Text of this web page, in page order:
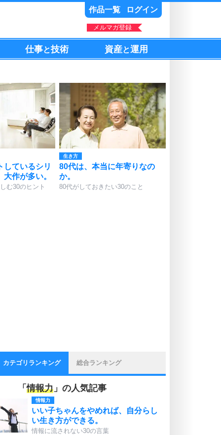
作品一覧 ログイン
メルマガ登録
仕事と技術 資産と運用
しているシリ
作が多い。
む30のヒント
生き方
80代は、本当に年寄りなの
か。
80代がしておきたい30のこと
カテゴリランキング 総合ランキング
「情報力 」の人気記事
情報力
いい子ちゃんをやめれば、自分らし
い生き方ができる。
情報に流されない30の言葉